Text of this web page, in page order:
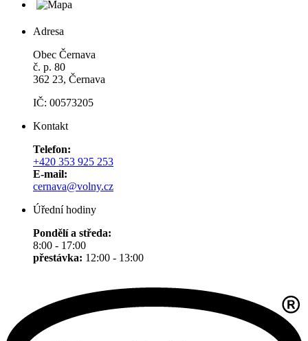
Adresa
Obec Černava
č. p. 80
362 23, Černava
IČ: 00573205
Kontakt
Telefon:
+420 353 925 253
E-mail:
cernava@volny.cz
Úřední hodiny
Pondělí a středa:
8:00 - 17:00
přestávka: 12:00 - 13:00